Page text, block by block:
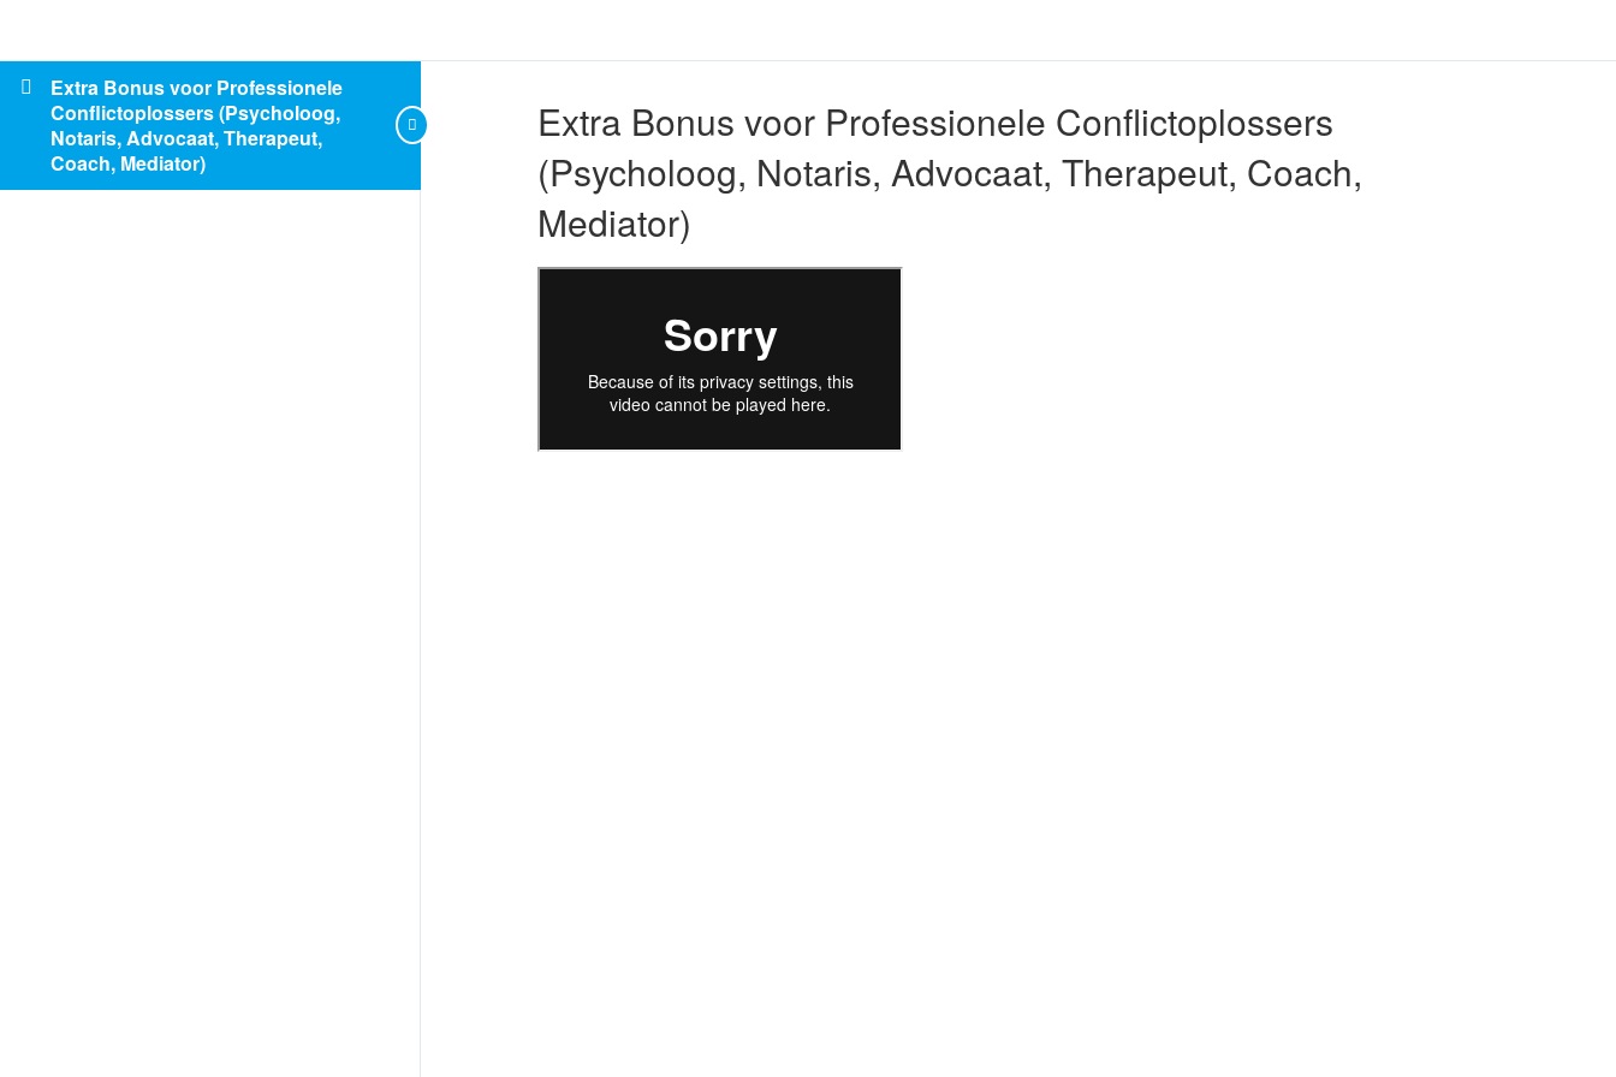
Extra Bonus voor Professionele
Conflictoplossers (Psycholoog,
Notaris, Advocaat, Therapeut,
Coach, Mediator)
Extra Bonus voor Professionele Conflictoplossers
(Psycholoog, Notaris, Advocaat, Therapeut, Coach,
Mediator)